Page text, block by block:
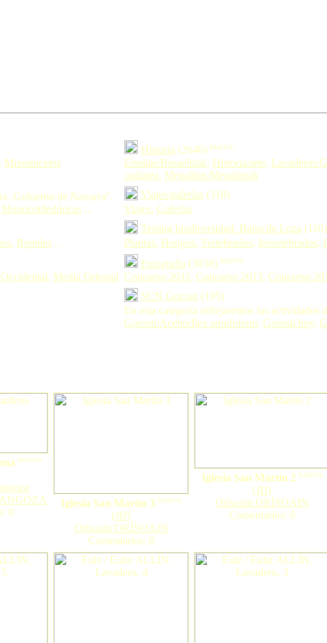
, Mixomicetos
Gobierno de Navarra".
Monocotiledóneas ...
, Reptiles ...
, Media Oriental
Historia (2646) nuevo
Ermitas/Basaelizak, Historia/arte, Lavaderos/
ondarea, Megalitos/Megalitoak
Viajes/galerías (318)
Viajes, Galerías
Testing biodiversidad. Balsa de Loza (110)
Plantas, Hongos, Vertebrados, Invertebrados,
Fotografía (3038) nuevo
Concurso 2011 , Concurso 2013, Concurso
SCN Gorosti (195)
En esta categoría reflejaremos las actividades
Gorosti/Acebo/Ilex aquifolium, Gorosti hoy,
nuevo
0
Iglesia San Martín 3 nuevo
(JIJ)
Orísoain ORÍSOAIN
Comentarios: 0
Iglesia San Martín 2 nuevo
(JIJ)
Orísoain ORÍSOAIN
Comentarios: 0